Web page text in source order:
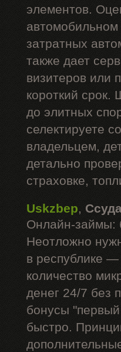
элементов.
затратных
также дает
визитеров или
короткий
до элитных
селектируете
владельцем,
детально
страховке,
Uskzbep,
Онлайн-займы:
Неотложно
в республике
количество
денег 24/7 без
бонусы
быстро.